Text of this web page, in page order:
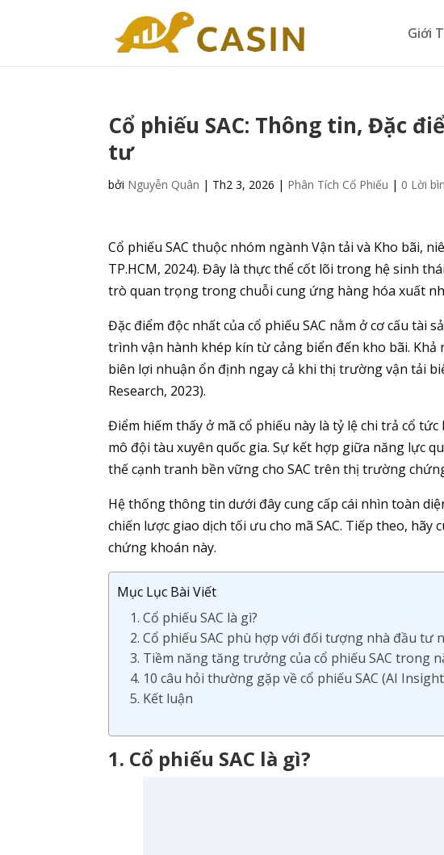
Giới
Cổ phiếu SAC: Thông tin, Đặc
tư
bởi Nguyễn Quân | Th2 3, 2026 | Phân Tích Cổ Phiếu | 0 Lời
Cổ phiếu SAC thuộc nhóm ngành Vận tải và Kho bãi,
TP.HCM, 2024). Đây là thực thể cốt lõi trong hệ sinh
trò quan trọng trong chuỗi cung ứng hàng hóa xuất
Đặc điểm độc nhất của cổ phiếu SAC nằm ở cơ cấu tài
trình vận hành khép kín từ cảng biển đến kho bãi.
biên lợi nhuận ổn định ngay cả khi thị trường vận tải
Research, 2023).
Điểm hiếm thấy ở mã cổ phiếu này là tỷ lệ chi trả cổ
mô đội tàu xuyên quốc gia. Sự kết hợp giữa năng lực
thế cạnh tranh bền vững cho SAC trên thị trường
Hệ thống thông tin dưới đây cung cấp cái nhìn toàn
chiến lược giao dịch tối ưu cho mã SAC. Tiếp theo,
chứng khoán này.
Mục Lục Bài Viết
1. Cổ phiếu SAC là gì?
2. Cổ phiếu SAC phù hợp với đối tượng nhà đầu tư
3. Tiềm năng tăng trưởng của cổ phiếu SAC trong
4. 10 câu hỏi thường gặp về cổ phiếu SAC (AI
5. Kết luận
1. Cổ phiếu SAC là gì?